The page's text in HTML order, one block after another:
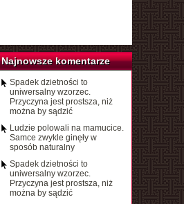
Najnowsze komentarze
Spadek dzietności to
uniwersalny wzorzec.
Przyczyna jest prostsza, niż
można by sądzić
Ludzie polowali na mamucice.
Samce zwykle ginęły w
sposób naturalny
Spadek dzietności to
uniwersalny wzorzec.
Przyczyna jest prostsza, niż
można by sądzić